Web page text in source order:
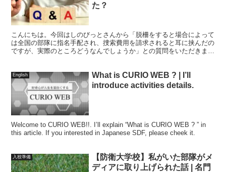
た？
こんにちは。今回はしのびっとさんから「脱柵をすると場合によって
は全国の部隊に指名手配され、捜索費用を請求されると耳に挟んだの
ですが、実際のところどうなんでしょうか」との質問をいただきまし
English
What is CURIO WEB ? | I’ll
introduce activities details.
Welcome to CURIO WEB!!. I’ll explain “What is CURIO WEB ? ” in
this article. If you interested in Japanese SDF, please cheek it.
入校準備
【防衛大学校】私がいた部隊がメ
ディアに取り上げられた話 | 名門